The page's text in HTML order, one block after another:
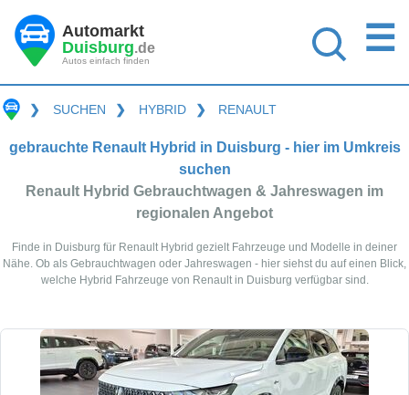
Automarkt
Duisburg.de
Autos einfach finden
☰
❯ SUCHEN ❯ HYBRID ❯ RENAULT
gebrauchte Renault Hybrid in Duisburg - hier im Umkreis
suchen
Renault Hybrid Gebrauchtwagen & Jahreswagen im
regionalen Angebot
Finde in Duisburg für Renault Hybrid gezielt Fahrzeuge und Modelle in deiner
Nähe. Ob als Gebrauchtwagen oder Jahreswagen - hier siehst du auf einen Blick,
welche Hybrid Fahrzeuge von Renault in Duisburg verfügbar sind.